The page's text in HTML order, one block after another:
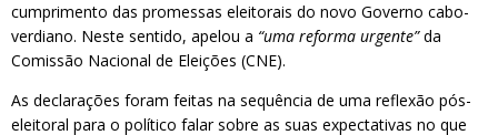
cumprimento das promessas eleitorais do novo Governo cabo-
verdiano. Neste sentido, apelou a “uma reforma urgente”da
Comissão Nacional de Eleições (CNE).
As declarações foram feitas na sequência de uma reflexão pós-
eleitoral para o político falar sobre as suas expectativas no que